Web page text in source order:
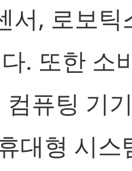
서, 로보틱
. 또한 소
퓨팅 기
대형 시스